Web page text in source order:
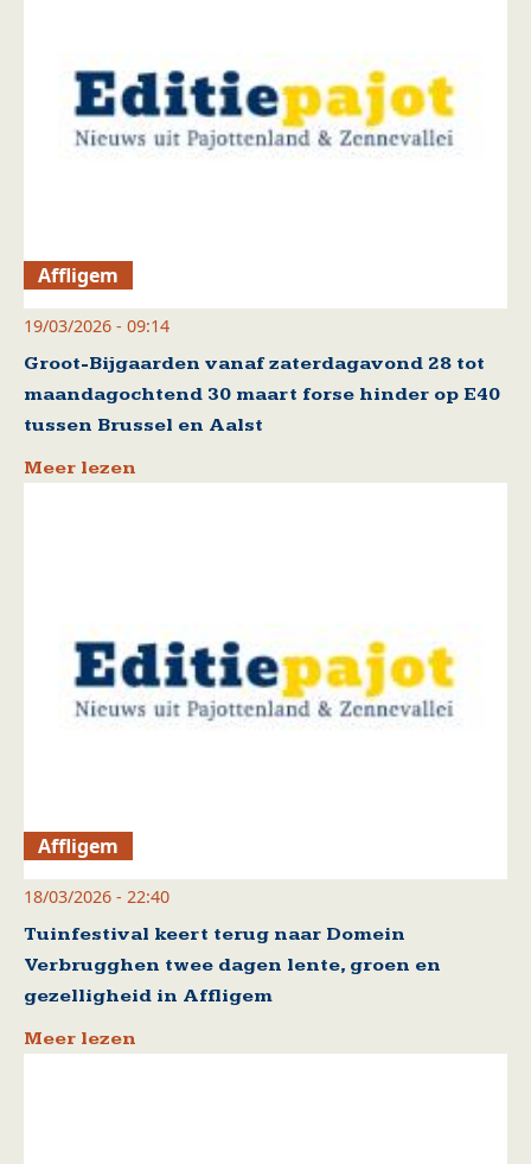
Affligem
19/03/2026 - 09:14
Groot-Bijgaarden vanaf zaterdagavond 28 tot
maandagochtend 30 maart forse hinder op E40
tussen Brussel en Aalst
Meer lezen
Affligem
18/03/2026 - 22:40
Tuinfestival keert terug naar Domein
Verbrugghen twee dagen lente, groen en
gezelligheid in Affligem
Meer lezen